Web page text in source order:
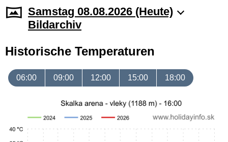
Samstag 08.08.2026 (Heute)
Bildarchiv
Historische Temperaturen
06:00 09:00 12:00 15:00 18:00